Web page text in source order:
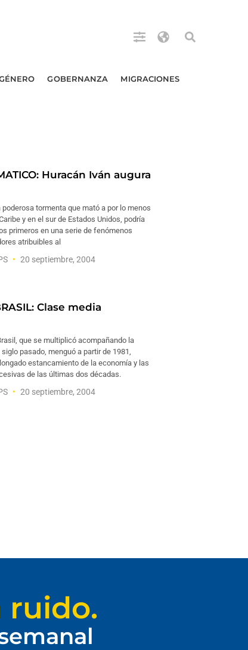
GOBERNANZA MIGRACIONES
Huracán Iván augura
poderosa tormenta que mató a por lo menos
y en el sur de Estados Unidos, podría
primeros en una serie de fenómenos
atribuibles al
20 septiembre, 2004
Clase media
que se multiplicó acompañando la
pasado, menguó a partir de 1981,
estancamiento de la economía y las
de las últimas dos décadas.
20 septiembre, 2004
ruido.